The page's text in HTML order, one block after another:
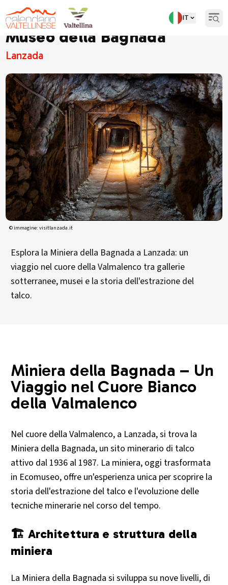
IT
Museo della Bagnada
Lanzada
© immagine: visitlanzada.it
Esplora la Miniera della Bagnada a Lanzada: un
viaggio nel cuore della Valmalenco tra gallerie
sotterranee, musei e la storia dell'estrazione del
talco.
Miniera della Bagnada – Un
Viaggio nel Cuore Bianco
della Valmalenco
Nel cuore della Valmalenco, a Lanzada, si trova la
Miniera della Bagnada, un sito minerario di talco
attivo dal 1936 al 1987. La miniera, oggi trasformata
in Ecomuseo, offre un'esperienza unica per scoprire la
storia dell'estrazione del talco e l'evoluzione delle
tecniche minerarie nel corso del tempo.​
🏗️ Architettura e struttura della
miniera
La Miniera della Bagnada si sviluppa su nove livelli, di